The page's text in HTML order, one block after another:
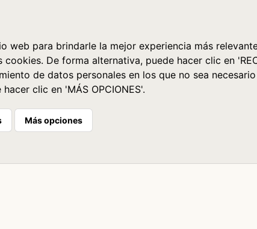
web para brindarle la mejor experiencia más
De forma alternativa, puede hacer clic en
de datos personales en los que no sea
clic en 'MÁS OPCIONES'.
Más opciones